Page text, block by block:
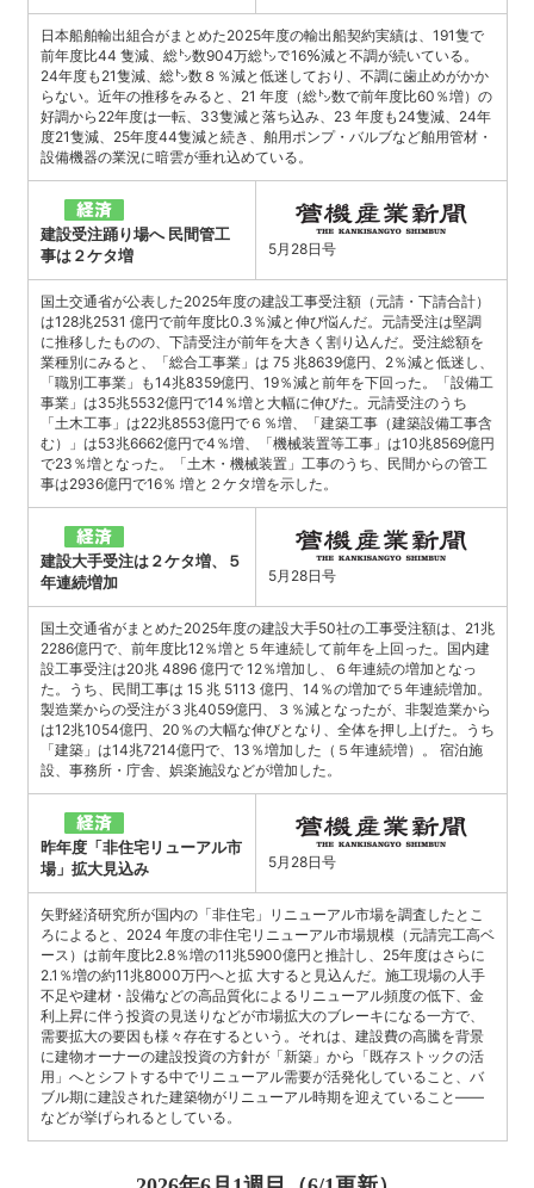
日本船舶輸出組合がまとめた2025年度の輸出船契約実績は、191隻で
前年度比44 隻減、総㌧数904万総㌧で16％減と不調が続いている。
24年度も21隻減、総㌧数８％減と低迷しており、不調に歯止めがかか
らない。近年の推移をみると、21 年度（総㌧数で前年度比60％増）の
好調から22年度は一転、33隻減と落ち込み、23 年度も24隻減、24年
度21隻減、25年度44隻減と続き、舶用ポンプ・バルブなど舶用管材・
設備機器の業況に暗雲が垂れ込めている。
建設受注踊り場へ 民間管工
事は２ケタ増
5月28日号
国土交通省が公表した2025年度の建設工事受注額（元請・下請合計）
は128兆2531 億円で前年度比0.3％減と伸び悩んだ。元請受注は堅調
に推移したものの、下請受注が前年を大きく割り込んだ。受注総額を
業種別にみると、「総合工事業」は 75 兆8639億円、2％減と低迷し、
「職別工事業」も14兆8359億円、19％減と前年を下回った。「設備工
事業」は35兆5532億円で14％増と大幅に伸びた。元請受注のうち
「土木工事」は22兆8553億円で６％増、「建築工事（建築設備工事含
む）」は53兆6662億円で4％増、「機械装置等工事」は10兆8569億円
で23％増となった。「土木・機械装置」工事のうち、民間からの管工
事は2936億円で16％ 増と２ケタ増を示した。
建設大手受注は２ケタ増、５
年連続増加
5月28日号
国土交通省がまとめた2025年度の建設大手50社の工事受注額は、21兆
2286億円で、前年度比12％増と５年連続して前年を上回った。国内建
設工事受注は20兆 4896 億円で 12％増加し、６年連続の増加となっ
た。うち、民間工事は 15 兆 5113 億円、14％の増加で５年連続増加。
製造業からの受注が３兆4059億円、３％減となったが、非製造業から
は12兆1054億円、20％の大幅な伸びとなり、全体を押し上げた。うち
「建築」は14兆7214億円で、13％増加した（５年連続増）。 宿泊施
設、事務所・庁舎、娯楽施設などが増加した。
昨年度「非住宅リューアル市
場」拡大見込み
5月28日号
矢野経済研究所が国内の「非住宅」リニューアル市場を調査したとこ
ろによると、2024 年度の非住宅リニューアル市場規模（元請完工高ベ
ース）は前年度比2.8％増の11兆5900億円と推計し、25年度はさらに
2.1％増の約11兆8000万円へと拡 大すると見込んだ。施工現場の人手
不足や建材・設備などの高品質化によるリニューアル頻度の低下、金
利上昇に伴う投資の見送りなどが市場拡大のブレーキになる一方で、
需要拡大の要因も様々存在するという。それは、建設費の高騰を背景
に建物オーナーの建設投資の方針が「新築」から「既存ストックの活
用」へとシフトする中でリニューアル需要が活発化していること、バ
ブル期に建設された建築物がリニューアル時期を迎えていること――
などが挙げられるとしている。